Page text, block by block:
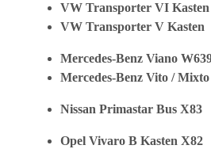
VW Transporter VI Kasten
VW Transporter V Kasten
Mercedes-Benz Viano
Mercedes-Benz Vito /
Nissan Primastar Bus X83
Opel Vivaro B Kasten X82